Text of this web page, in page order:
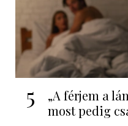
5
„A férjem a
most pedig